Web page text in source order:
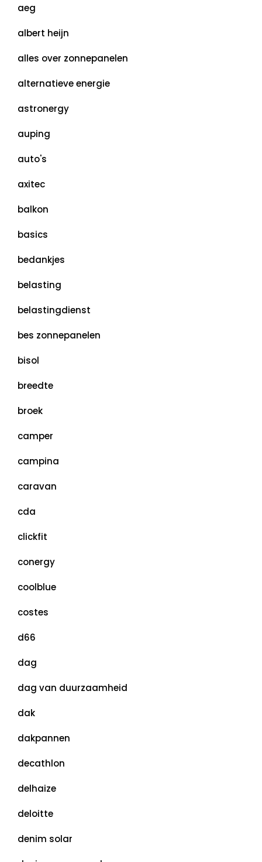
aeg
albert heijn
alles over zonnepanelen
alternatieve energie
astronergy
auping
auto's
axitec
balkon
basics
bedankjes
belasting
belastingdienst
bes zonnepanelen
bisol
breedte
broek
camper
campina
caravan
cda
clickfit
conergy
coolblue
costes
d66
dag
dag van duurzaamheid
dak
dakpannen
decathlon
delhaize
deloitte
denim solar